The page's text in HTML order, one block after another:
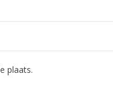
plaats.